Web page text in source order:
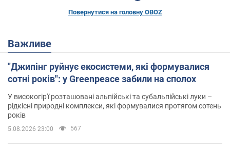
Повернутися на головну OBOZ
Важливе
"Джипінг руйнує екосистеми, які формувалися
сотні років": у Greenpeace забили на сполох
У високогір'ї розташовані альпійські та субальпійські луки –
рідкісні природні комплекси, які формувалися протягом сотень
років
5.08.2026 23:00 567